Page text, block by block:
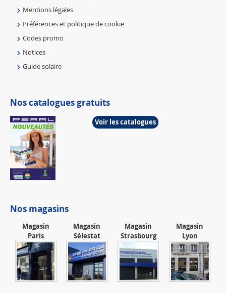
Mentions légales
Préférences et politique de cookie
Codes promo
Notices
Guide solaire
Nos catalogues gratuits
Voir les catalogues
Nos magasins
Magasin
Paris
Magasin
Sélestat
Magasin
Strasbourg
Magasin
Lyon